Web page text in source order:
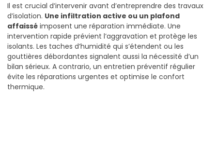
Il est crucial d’intervenir avant d’entreprendre des travaux
d’isolation. Une infiltration active ou un plafond
affaissé imposent une réparation immédiate. Une
intervention rapide prévient l’aggravation et protège les
isolants. Les taches d’humidité qui s’étendent ou les
gouttières débordantes signalent aussi la nécessité d’un
bilan sérieux. A contrario, un entretien préventif régulier
évite les réparations urgentes et optimise le confort
thermique.